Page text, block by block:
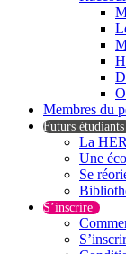
Membres du
Futurs
La
Une
Se
S’inscrire